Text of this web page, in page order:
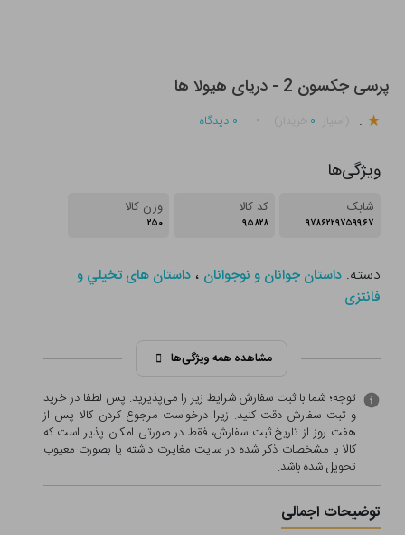
پرسی جکسون 2 - دریای هیولا ها
. ۰ ۰ دیدگاه
ویژگی‌ها
شابک
۹۷۸۶۲۲۹۷۵۹۹۶۷
کد کالا
۹۵۸۲۸
وزن کالا
۲۵۰
دسته:داستان جوانان و نوجوانان ،داستان های تخيلي و
فانتزی
مشاهده همه ویژگی‌ها
توجه؛ شما با ثبت سفارش شرایط زیر را می‌پذیرید. پس لطفا در خرید
و ثبت سفارش دقت کنید. زیرا درخواست مرجوع کردن کالا پس از
هفت روز از تاریخ ثبت سفارش، فقط در صورتی امکان پذیر است که
کالا با مشخصات ذکر شده در سایت مغایرت داشته یا بصورت معيوب
تحویل شده باشد.
توضیحات اجمالی